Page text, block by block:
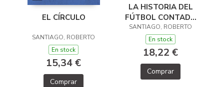
EL CÍRCULO
SANTIAGO, ROBERTO
En stock
15,34 €
Comprar
LA HISTORIA DEL
FÚTBOL CONTADA
POR LOS
FUTBOLÍSIMOS
SANTIAGO, ROBERTO
En stock
18,22 €
Comprar